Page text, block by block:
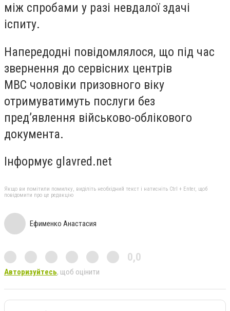
між спробами у разі невдалої здачі
іспиту.
Напередодні повідомлялося, що під час
звернення до сервісних центрів
МВС чоловіки призовного віку
отримуватимуть послуги без
пред’явлення військово-облікового
документа.
Інформує glavred.net
Якщо ви помітили помилку, виділіть необхідний текст і натисніть Ctrl + Enter, щоб
повідомити про це редакцію
Ефименко Анастасия
0,0
Авторизуйтесь, щоб оцінити